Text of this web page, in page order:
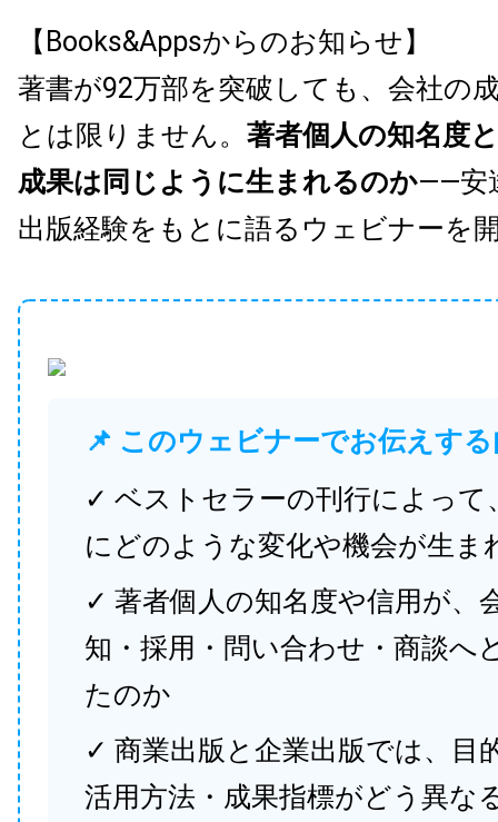
【Books&Appsからのお知らせ】
著書が92万部を突破しても、会社の
とは限りません。 著者個人の知名度
成果は同じように生まれるのか——安
出版経験をもとに語るウェビナーを
📌 このウェビナーでお伝えす
✓ ベストセラーの刊行によって
にどのような変化や機会が生ま
✓ 著者個人の知名度や信用が、
知・採用・問い合わせ・商談へ
たのか
✓ 商業出版と企業出版では、目
活用方法・成果指標がどう異な